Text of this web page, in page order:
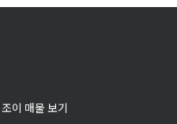
이 매물 보기